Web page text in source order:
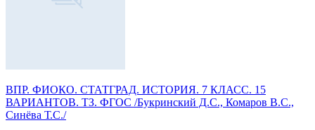
ВПР. ФИОКО. СТАТГРАД. ИСТОРИЯ. 7 КЛАСС. 15
ВАРИАНТОВ. ТЗ. ФГОС /Букринский Д.С., Комаров В.С.,
Синёва Т.С./